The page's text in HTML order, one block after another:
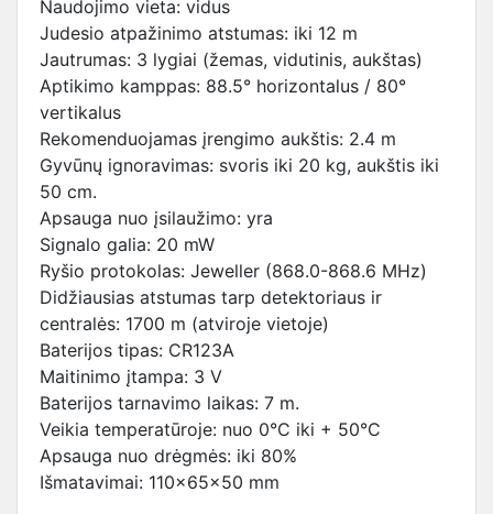
Naudojimo vieta: vidus
Judesio atpažinimo atstumas: iki 12 m
Jautrumas: 3 lygiai (žemas, vidutinis, aukštas)
Aptikimo kamppas: 88.5° horizontalus / 80°
vertikalus
Rekomenduojamas įrengimo aukštis: 2.4 m
Gyvūnų ignoravimas: svoris iki 20 kg, aukštis iki
50 cm.
Apsauga nuo įsilaužimo: yra
Signalo galia: 20 mW
Ryšio protokolas: Jeweller (868.0-868.6 MHz)
Didžiausias atstumas tarp detektoriaus ir
centralės: 1700 m (atviroje vietoje)
Baterijos tipas: CR123A
Maitinimo įtampa: 3 V
Baterijos tarnavimo laikas: 7 m.
Veikia temperatūroje: nuo 0°C iki + 50°C
Apsauga nuo drėgmės: iki 80%
Išmatavimai: 110x65x50 mm